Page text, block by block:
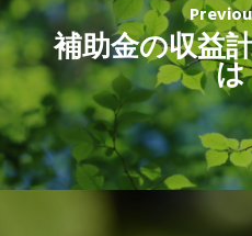
補助金の収益